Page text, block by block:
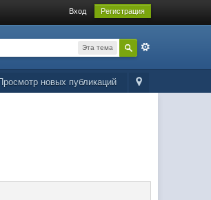
Вход Регистрация
Эта тема
новых публикаций